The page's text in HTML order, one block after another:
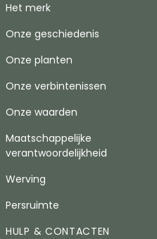
Het merk
Onze geschiedenis
Onze planten
Onze verbintenissen
Onze waarden
Maatschappelijke
verantwoordelijkheid
Werving
Persruimte
HULP & CONTACTEN